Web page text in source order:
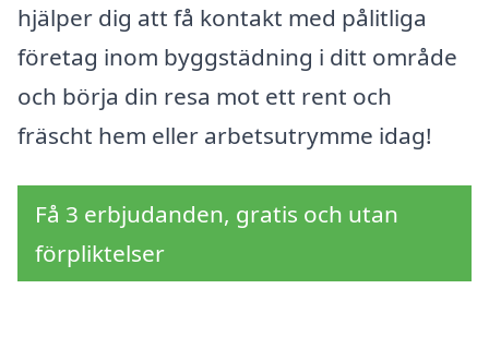
hjälper dig att få kontakt med pålitliga
företag inom byggstädning i ditt område
och börja din resa mot ett rent och
fräscht hem eller arbetsutrymme idag!
Få 3 erbjudanden, gratis och utan
förpliktelser